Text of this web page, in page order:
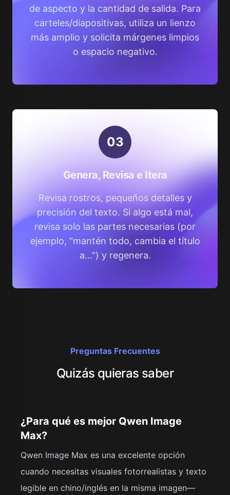
de aspecto y la cantidad de salida. Para
carteles/diapositivas, utiliza un lienzo
más amplio y solicita márgenes limpios
o espacio negativo.
03
Genera, Revisa e Itera
Revisa rostros, pequeños detalles y
precisión del texto. Si algo está mal,
revisa solo las partes necesarias (por
ejemplo, "mantén todo, cambia el título
a…") y regenera.
Preguntas Frecuentes
Quizás quieras saber
¿Para qué es mejor Qwen Image
Max?
Qwen Image Max es una excelente opción
cuando necesitas visuales fotorrealistas y texto
legible en chino/inglés en la misma imagen—